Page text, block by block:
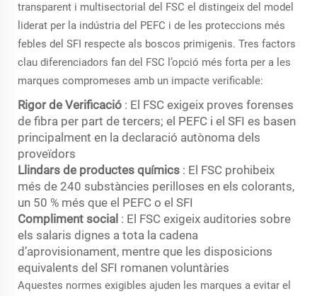
transparent i multisectorial del FSC el distingeix del model
liderat per la indústria del PEFC i de les proteccions més
febles del SFI respecte als boscos primigenis. Tres factors
clau diferenciadors fan del FSC l’opció més forta per a les
marques compromeses amb un impacte verificable:
Rigor de Verificació : El FSC exigeix proves forenses
de fibra per part de tercers; el PEFC i el SFI es basen
principalment en la declaració autònoma dels
proveïdors
Llindars de productes químics : El FSC prohibeix
més de 240 substàncies perilloses en els colorants,
un 50 % més que el PEFC o el SFI
Compliment social : El FSC exigeix auditories sobre
els salaris dignes a tota la cadena
d’aprovisionament, mentre que les disposicions
equivalents del SFI romanen voluntàries
Aquestes normes exigibles ajuden les marques a evitar el